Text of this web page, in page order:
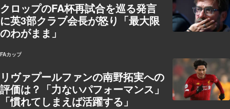
クロップのFA杯再試合を巡る発言
に英3部クラブ会長が怒り「最大限
のわがまま」
FAカップ
リヴァプールファンの南野拓実への
評価は？「力ないパフォーマンス」
「慣れてしまえば活躍する」